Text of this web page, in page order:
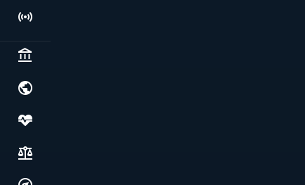
Live
Politics & institutions
Society, justice & freedoms